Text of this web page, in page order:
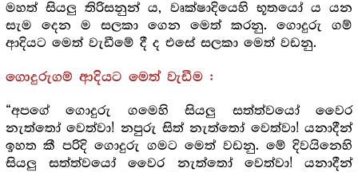
මහත් සියලු තිරිසනුන් ය, වෘක්ෂාදියෙහි භූතයෝ ය යන
සැම දෙන ම සලකා ගෙන මෙත් කරනු. ගොදුරු ගම්
ආදියට මෙත් වැඩීමේ දී ද එසේ සලකා මෙත් වඩනු.
ගොදුරුගම් ආදියට මෙත් වැඩීම :
“අපගේ ගොදුරු ගමෙහි සියලු සත්ත්වයෝ වෛර
නැත්තෝ වෙත්වා! නපුරු සිත් නැත්තෝ වෙත්වා! යනාදීන්
ඉහත කී පරිදි ගොදුරු ගමට මෙත් වඩනු. මේ දිවයිනෙහි
සියලු සත්ත්වයෝ වෛර නැත්තෝ වෙත්වා! යනාදීන්